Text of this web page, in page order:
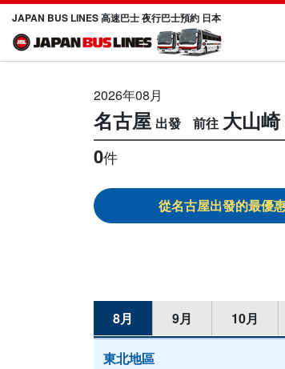
JAPAN BUS LINES 高速巴士 夜行巴士預約 日本
2026年08月
名古屋 大山崎
0件
名古屋
8月 9月 10月
東北地區